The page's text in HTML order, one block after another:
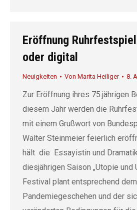
Eröffnung
oder digital
Neuigkeiten Von Marita Heiliger 8.
Zur Eröffnung ihres 75.jährigen
diesem Jahr werden die
mit einem Grußwort von
Walter Steinmeier feierlich
hält die Essayistin und
diesjährigen Saison „Utopie und
Festival plant entsprechend
Pandemiegeschehen und der